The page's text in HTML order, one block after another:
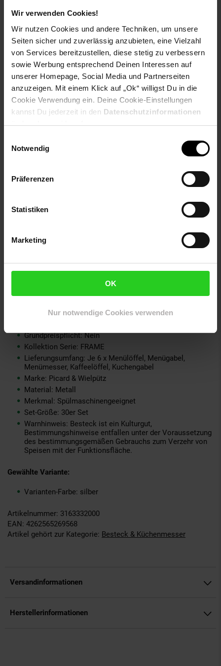
Wir verwenden Cookies!
Wir nutzen Cookies und andere Techniken, um unsere
Seiten sicher und zuverlässig anzubieten, eine Vielzahl
von Services bereitzustellen, diese stetig zu verbessern
sowie Werbung entsprechend Deinen Interessen auf
unserer Homepage, Social Media und Partnerseiten
anzuzeigen. Mit einem Klick auf „Ok“ willigst Du in die
Cookie Verwendung ein. Deine Cookie-Einstellungen
kannst Du jederzeit in den Datenschutzinformationen
ändern bzw. widerrufen.
Notwendig
Präferenzen
Statistiken
Marketing
OK
Nur notwendige Cookies verwenden
und verschobene Flächen erzeugen Spannung und Balance
Statement für alle, die Ästhetik und Funktionalität schätzen.
Inspiriert von urbaner Architektur und der modernen,
abstrakten Kunst. Die strukturierte Griffoberfläche macht
Fingerabdrücke weniger sichtbar – für ein dauerhaft gepflegtes
und sauberes Erscheinungsbild und ein vereinfachtes
Das Set enthält:
- 6x Menülöffel
- 6x Menügabel
- 6x Kaffeelöffel
- 6x Kuchengabel
Artikeldetails:
Material: 18/10 Chromnickelstahl (außer Massivmesser)
Merkmal: Spülmaschinengeeignet
Anzahl Teile: 30
Elektroprodukt: Nein
Farbe: silber
Verantwortliche Person für die EU: Picard & Wielpütz
GPSR PLZ & Ort: 42655 Solingen
Grundpreispflicht: Nein
Kollektion Serie: FRAME
Lieferungsumfang: Je 6 x Menülöffel, Menügabel,
Menümesser, Kaffeelöffel, Kuchengabel
Marke: Picard & Wielpütz
Material: Metall
Merkmal: Spülmaschinengeeignet
Set-Größe: 30er Set
Warnhinweis: Besteck ist ein Kulturgut,
Bestimmungshinweise entfallen unter der Voraussetzung
des bestimmungsgemäßen Gebrauchs zum Verzehr von
Speisen mit der Funktionsfläche.
Gewählte Variante:
Varianten-Farbe: silber
Artikelnummer: 3163332000
EAN: 4262565269568
Artikel gehört zur Kategorie: Besteck & Küchenmesser
Versandinformationen
Herstellerinformationen